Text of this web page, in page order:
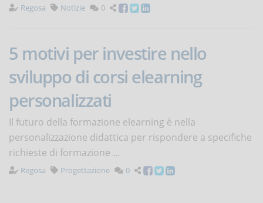
Regosa Notizie 0
5 motivi per investire nello
sviluppo di corsi elearning
personalizzati
Il futuro della formazione elearning è nella
personalizzazione didattica per rispondere a specifiche
richieste di formazione ...
Regosa Progettazione 0